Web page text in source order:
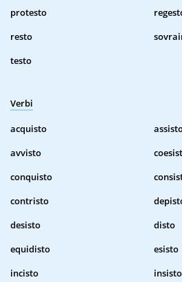
protesto
resto
testo
Verbi
acquisto
avvisto
conquisto
contristo
desisto
disto
equidisto
esisto
incisto
insisto